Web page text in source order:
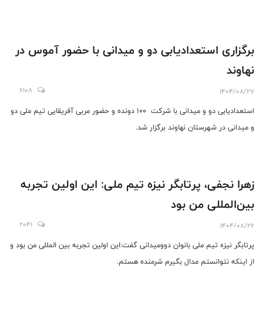
برگزاری استعدادیابی دو و میدانی با حضور آموس در
نهاوند
1404/08/27
6108
استعدادیابی دو و میدانی با شرکت ۱۰۰ دونده و حضور مربی آفریقایی تیم ملی دو
و میدانی در شهرستان نهاوند برگزار شد.
زهرا نجفی، پرتابگر نیزه تیم ملی: این اولین تجربه
بین‌المللی من بود
1404/08/26
2041
پرتابگر نیزه تیم ملی بانوان دو‌ومیدانی گفت:این اولین تجربه بین المللی من بود و
از اینکه نتوانستم مدال بگیرم شرمنده هستم.